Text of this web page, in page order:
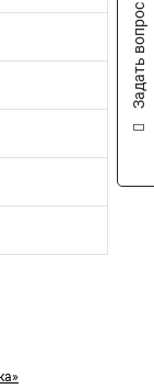
Задать вопрос